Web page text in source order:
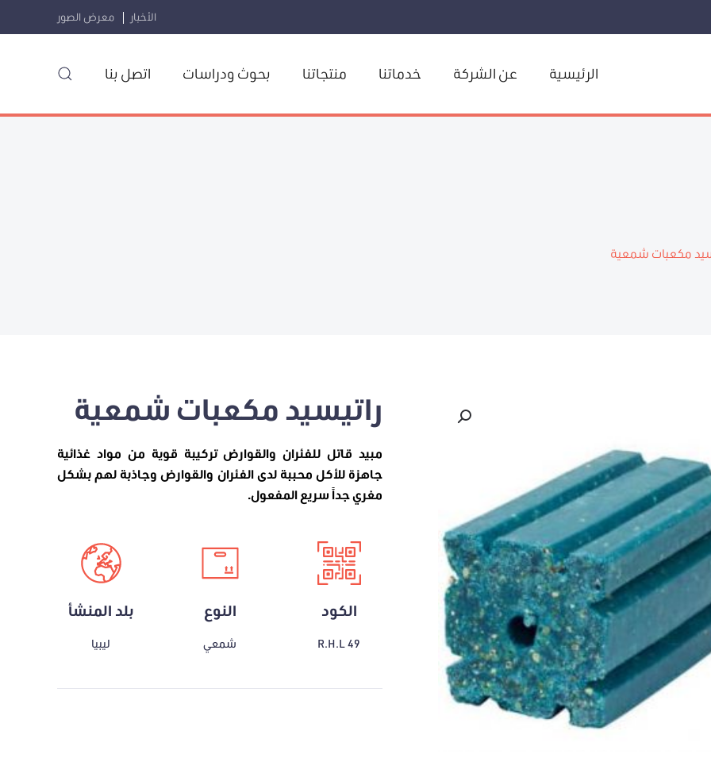
الأخبار معرض الصور
الرئيسية عن الشركة خدماتنا منتجاتنا بحوث ودراسات اتصل بنا
مكعبات شمعية
راتيسيد مكعبات شمعية
مبيد قاتل للفئران والقوارض تركيبة قوية من مواد غذائية
جاهزة للأكل محببة لدى الفئران والقوارض وجاذبة لهم بشكل
مغري جداً سريع المفعول.
الكود
R.H.L 49
النوع
شمعي
بلد المنشأ
ليبيا